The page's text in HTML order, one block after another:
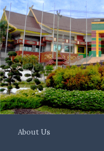
About Us